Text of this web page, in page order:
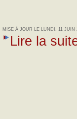
MISE À JOUR LE LUNDI, 11 JUIN
Lire la